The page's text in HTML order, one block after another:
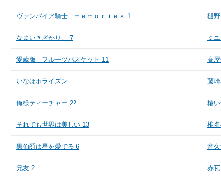
ヴァンパイア騎士 ｍｅｍｏｒｉｅｓ 1 樋
なまいきざかり。 7 ミ
愛蔵版 フルーツバスケット 11 高
いなほホライズン 藤
俺様ティーチャー 22 椿
それでも世界は美しい 13 椎
黒伯爵は星を愛でる 6 音
兄友 2 赤